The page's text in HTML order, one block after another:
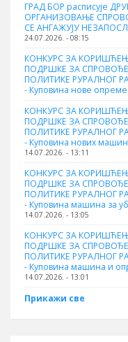
ГРАД БОР расписује
ОРГАНИЗОВАЊЕ
СЕ АНГАЖУЈУ
24.07.2026. - 08:15
КОНКУРС ЗА
ПОДРШКЕ ЗА
ПОЛИТИКЕ РУРАЛНОГ
- Куповина нове опреме
КОНКУРС ЗА
ПОДРШКЕ ЗА
ПОЛИТИКЕ РУРАЛНОГ
- Куповина нових
14.07.2026. - 13:11
КОНКУРС ЗА
ПОДРШКЕ ЗА
ПОЛИТИКЕ РУРАЛНОГ
- Куповинa машина за
14.07.2026. - 13:05
КОНКУРС ЗА
ПОДРШКЕ ЗА
ПОЛИТИКЕ РУРАЛНОГ
- Куповина машина и
14.07.2026. - 13:01
Прикажи све